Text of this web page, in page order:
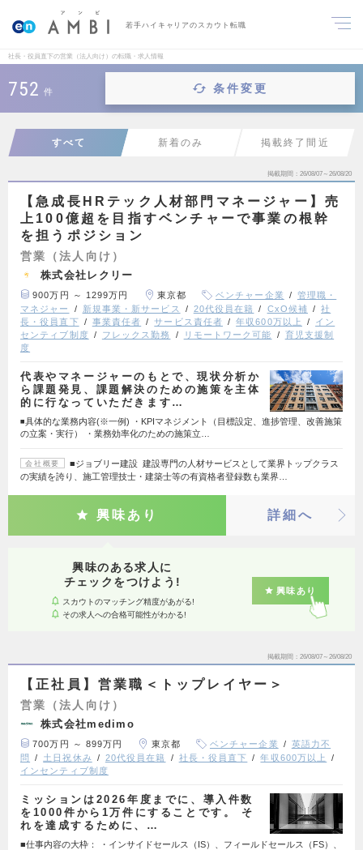
若手ハイキャリアのスカウト転職
社長・役員直下の営業（法人向け）の転職・求人情報
752 件 条件変更
すべて 新着のみ 掲載終了間近
掲載期間 26/08/07～26/08/20
【急成長HRテック人材部門マネージャー】売
上100億超を目指すベンチャーで事業の根幹
を担うポジション
営業（法人向け）
株式会社レクリー
900万円 ～ 1299万円 東京都 ベンチャー企業
管理職・
マネジャー
新規事業・新サービス 20代役員在籍 CxO候補
社
長・役員直下
事業責任者 サービス責任者 年収600万以上
イン
センティブ制度
フレックス勤務 リモートワーク可能
育児支援制
度
代表やマネージャーのもとで、現状分析か
ら課題発見、課題解決のための施策を主体
的に行なっていただきます…
◾️具体的な業務内容(※一例) ・KPIマネジメント（目標設定、進捗管理、改善施策
の立案・実行） ・業務効率化のための施策立…
会社概要
■ジョブリー建設 建設専門の人材サービスとして業界トップクラス
の実績を誇り、施工管理技士・建築士等の有資格者登録数も業界…
興味あり 詳細へ
興味のある求人に
チェックをつけよう!
スカウトのマッチング精度があがる!
その求人への合格可能性がわかる!
興味あり
掲載期間 26/08/07～26/08/20
【正社員】営業職＜トップレイヤー＞
営業（法人向け）
株式会社medimo
700万円 ～ 899万円 東京都 ベンチャー企業
英語力不
問
土日祝休み 20代役員在籍 社長・役員直下
年収600万以上
インセンティブ制度
ミッションは2026年度までに、導入件数
を1000件から1万件にすることです。 そ
れを達成するために、…
■仕事内容の大枠： ・インサイドセールス（IS）、フィールドセールス（FS）、